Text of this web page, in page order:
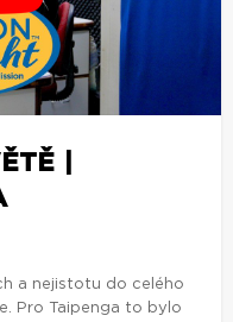
|
a nejistotu do celého
Pro Taipenga to bylo